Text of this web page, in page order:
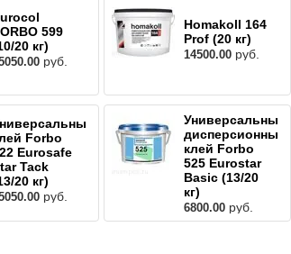
599
20 кг)
руб.
Homakoll 164
Prof (20 кг)
14500.00 руб.
Forbo
Eurosafe
Tack
20 кг)
руб.
Универсальный
дисперсионный
клей Forbo
525 Eurostar
Basic (13/20
кг)
6800.00 руб.